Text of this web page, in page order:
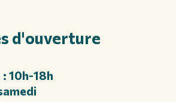
d'ouverture
10h-18h